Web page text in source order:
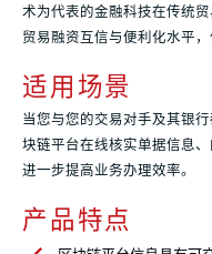
术为代表的金融科技在传统
贸易融资互信与便利化水平，
适用场景
当您与您的交易对手及其银
块链平台在线核实单据信息
进一步提高业务办理效率。
产品特点